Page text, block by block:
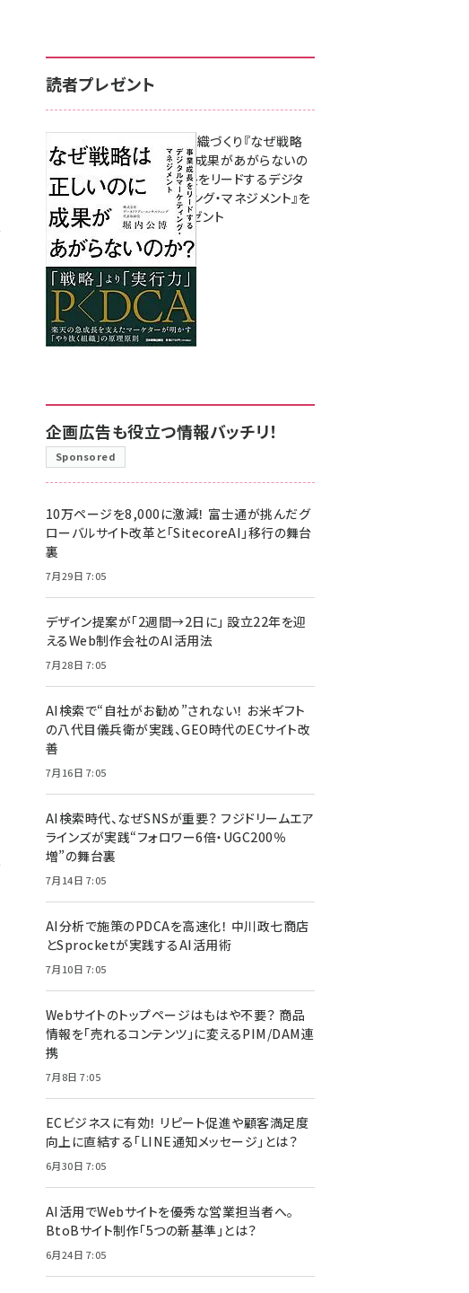
読者プレゼント
成果を生む組織づくり『なぜ戦略
は正しいのに成果があがらないの
か？ 事業成長をリードするデジタ
ルマーケティング・マネジメント』を
3名様にプレゼント
8月7日 10:00
企画広告も役立つ情報バッチリ！
Sponsored
10万ページを8,000に激減！ 富士通が挑んだグ
ローバルサイト改革と「SitecoreAI」移行の舞台
裏
7月29日 7:05
デザイン提案が「2週間→2日に」 設立22年を迎
えるWeb制作会社のAI活用法
7月28日 7:05
AI検索で“自社がお勧め”されない！ お米ギフト
の八代目儀兵衛が実践、GEO時代のECサイト改
善
7月16日 7:05
AI検索時代、なぜSNSが重要？ フジドリームエア
ラインズが実践“フォロワー6倍・UGC200％
増”の舞台裏
7月14日 7:05
AI分析で施策のPDCAを高速化！ 中川政七商店
とSprocketが実践するAI活用術
7月10日 7:05
Webサイトのトップページはもはや不要？ 商品
情報を「売れるコンテンツ」に変えるPIM/DAM連
携
7月8日 7:05
ECビジネスに有効！ リピート促進や顧客満足度
向上に直結する「LINE通知メッセージ」とは？
6月30日 7:05
AI活用でWebサイトを優秀な営業担当者へ。
BtoBサイト制作「5つの新基準」とは？
6月24日 7:05